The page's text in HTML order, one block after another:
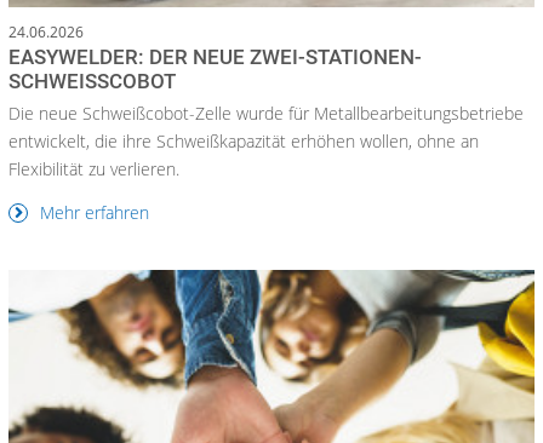
24.06.2026
EASYWELDER: DER NEUE ZWEI-STATIONEN-
SCHWEISSCOBOT
Die neue Schweißcobot-Zelle wurde für Metallbearbeitungsbetriebe
entwickelt, die ihre Schweißkapazität erhöhen wollen, ohne an
Flexibilität zu verlieren.
Mehr erfahren